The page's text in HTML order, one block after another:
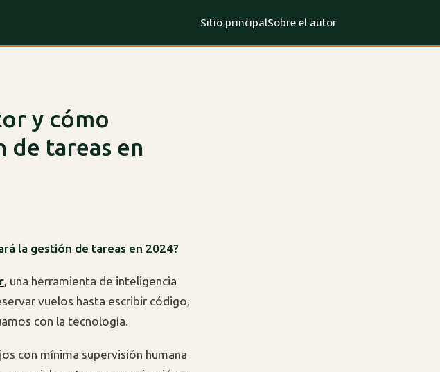
Sitio principalSobre el autor
y cómo
de tareas en
la gestión de tareas en 2024?
, una herramienta de inteligencia
vuelos hasta escribir código,
con la tecnología.
con mínima supervisión humana